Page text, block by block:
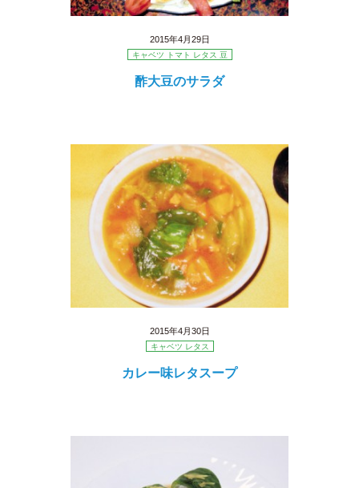
2015年4月29日
キャベツ トマト レタス 豆
酢大豆のサラダ
2015年4月30日
キャベツ レタス
カレー味レタスープ